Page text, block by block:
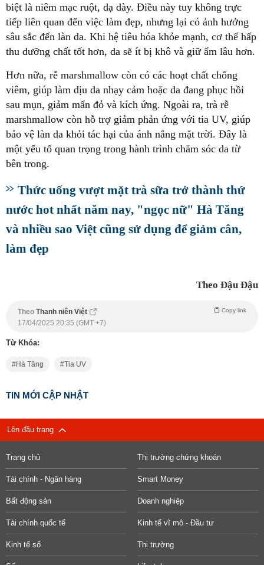
biệt là niêm mạc ruột, dạ dày. Điều này tuy không trực
tiếp liên quan đến việc làm đẹp, nhưng lại có ảnh hưởng
sâu sắc đến làn da. Khi hệ tiêu hóa khỏe mạnh, cơ thể hấp
thu dưỡng chất tốt hơn, da sẽ ít bị khô và giữ ẩm lâu hơn.
Hơn nữa, rễ marshmallow còn có các hoạt chất chống
viêm, giúp làm dịu da nhạy cảm hoặc da đang phục hồi
sau mụn, giảm mẩn đỏ và kích ứng. Ngoài ra, trà rễ
marshmallow còn hỗ trợ giảm phản ứng với tia UV, giúp
bảo vệ làn da khỏi tác hại của ánh nắng mặt trời. Đây là
một yếu tố quan trọng trong hành trình chăm sóc da từ
bên trong.
Thức uống vượt mặt trà sữa trở thành thứ
nước hot nhất năm nay, "ngọc nữ" Hà Tăng
và nhiều sao Việt cũng sử dụng để giảm cân,
làm đẹp
Theo Đậu Đậu
Theo Thanh niên Việt Copy link
17/04/2025 20:35 (GMT +7)
Từ Khóa:
Hà Tăng Tia UV
TIN MỚI CẬP NHẬT
Lên đầu trang
Trang chủ Thị trường chứng khoán
Tài chính - Ngân hàng Smart Money
Bất động sản Doanh nghiệp
Tài chính quốc tế Kinh tế vĩ mô - Đầu tư
Kinh tế số Thị trường